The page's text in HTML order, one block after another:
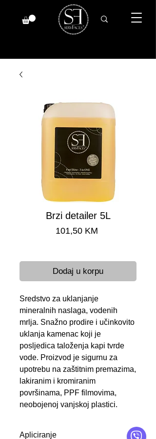
Brzi detailer 5L
101,50 KM
Dodaj u korpu
Sredstvo za uklanjanje
mineralnih naslaga, vodenih
mrlja. Snažno prodire i učinkovito
uklanja kamenac koji je
posljedica taloženja kapi tvrde
vode. Proizvod je sigurnu za
upotrebu na zaštitnim premazima,
lakiranim i kromiranim
površinama, PPF filmovima,
neobojenoj vanjskoj plastici.
Apliciranje